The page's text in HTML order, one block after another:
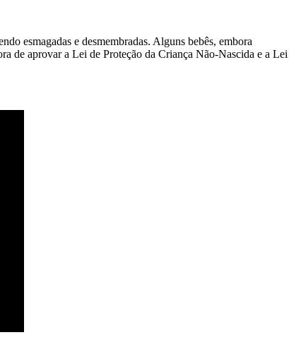
esmagadas e desmembradas. Alguns bebês, embora
de aprovar a Lei de Proteção da Criança Não-Nascida e a Lei